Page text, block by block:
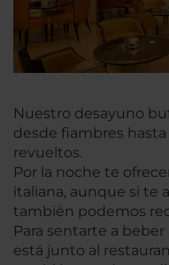
Nuestro desayuno
desde fiambres
revueltos.
Por la noche te
italiana, aunque si te
también podemos
Para sentarte a
está junto al